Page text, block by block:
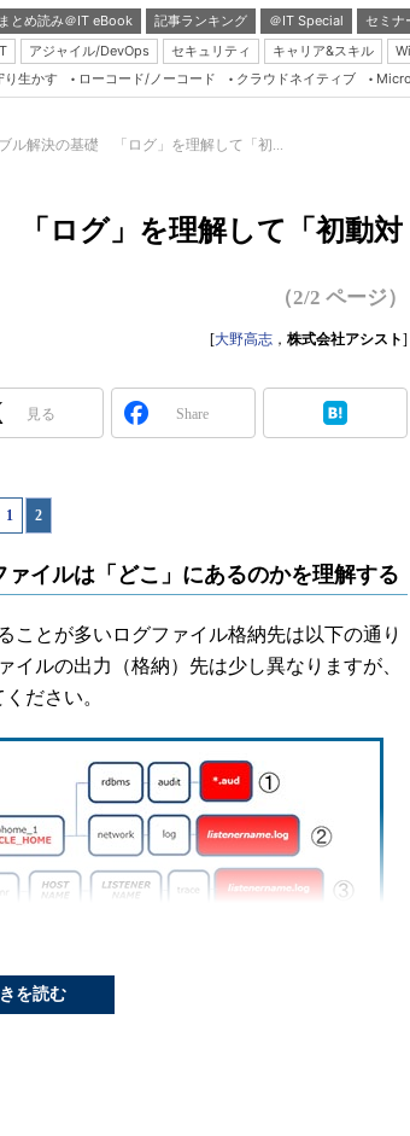
とめ読み＠IT eBook 記事ランキング ＠IT Special セミナ
アジャイル/DevOps セキュリティ キャリア&スキル
Java
Test &
り生かす ローコード/ノーコード クラウドネイティブ
ル解決の基礎 「ログ」を理解して「初...
ログ」を理解して「初動対
（2/2 ページ）
[大野高志 ， 株式会社アシスト]
見る Share
1 2
イルは「どこ」にあるのかを理解する
ことが多いログファイル格納先は以下の通り
ルの出力（格納）先は少し異なりますが、
ださい。
を読む